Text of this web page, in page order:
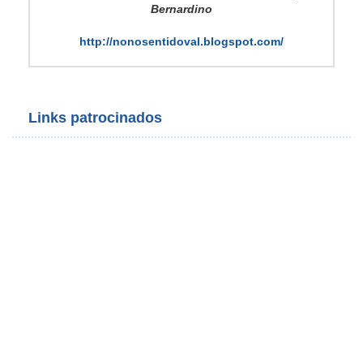
Bernardino
http://nonosentidoval.blogspot.com/
Links patrocinados